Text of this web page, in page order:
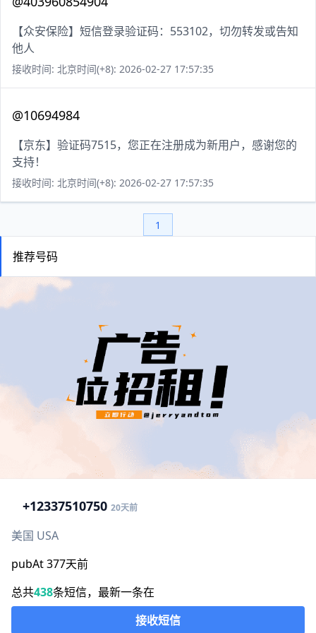
【众安保险】短信登录验证码：553102，切勿转发或告知
他人
接收时间: 北京时间(+8): 2026-02-27 17:57:35
@10694984
【京东】验证码7515，您正在注册成为新用户，感谢您的
支持！
接收时间: 北京时间(+8): 2026-02-27 17:57:35
1
推荐号码
+12337510750 20天前
美国 USA
pubAt 377天前
总共438条短信，最新一条在
接收短信